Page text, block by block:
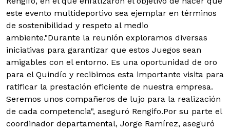
este evento multideportivo sea ejemplar en términos
de sostenibilidad y respeto al medio
ambiente."Durante la reunión exploramos diversas
iniciativas para garantizar que estos Juegos sean
amigables con el entorno. Es una oportunidad de oro
para el Quindío y recibimos esta importante visita para
ratificar la prestación eficiente de nuestra empresa.
Seremos unos compañeros de lujo para la realización
de cada competencia", aseguró Rengifo.Por su parte el
coordinador departamental, Jorge Ramírez, aseguró